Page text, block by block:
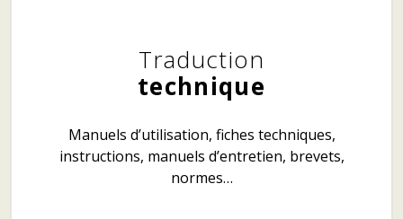
Traduction
technique
Manuels d’utilisation, fiches techniques,
instructions, manuels d’entretien, brevets,
normes…